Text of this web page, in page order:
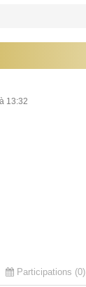
13:32
Participations (0)